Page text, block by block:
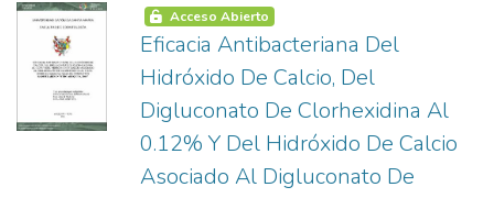
Compensatoria de la Prótesis Total
Masticación Mecanismo de la Masticación
Fuerza Masticatoria Factores Que
Condicionan la Fuerza Masticatoria Máxima
Funcional Eficiencia Masticatoria
Determinación de la Eficiencia Masticatoria
Factores Que Determinan El Rendimiento
Acceso Abierto
Eficacia Antibacteriana Del
Hidróxido De Calcio, Del
Digluconato De Clorhexidina Al
0.12% Y Del Hidróxido De Calcio
Asociado Al Digluconato De